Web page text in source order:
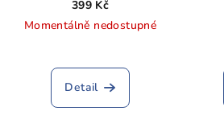
399 Kč
Momentálně nedostupné
hodnocení
produktu
Detail